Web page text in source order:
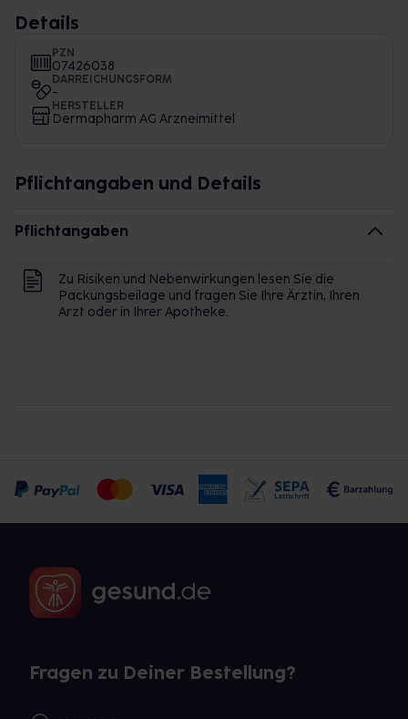
Details
PZN
07426038
DARREICHUNGSFORM
-
HERSTELLER
Dermapharm AG Arzneimittel
Pflichtangaben und Details
Pflichtangaben
Zu Risiken und Nebenwirkungen lesen Sie die
Packungsbeilage und fragen Sie Ihre Ärztin, Ihren
Arzt oder in Ihrer Apotheke.
Fragen zu Deiner Bestellung?